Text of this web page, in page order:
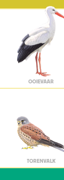
OOIEVAAR
TORENVALK